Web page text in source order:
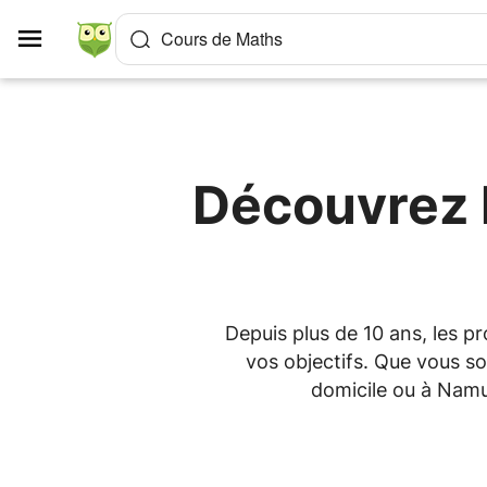
Cours de Maths
Depuis plus de 10 ans, les
vos objectifs. Que vous
domicile ou à